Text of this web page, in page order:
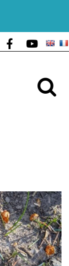
Lien vers le
Lien vers